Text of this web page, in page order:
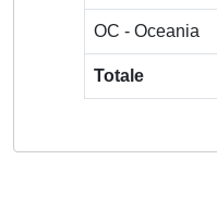
OC - Oceania
Totale